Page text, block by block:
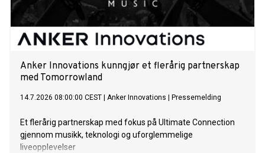
Anker Innovations kunngjør et flerårig partnerskap
med Tomorrowland
14.7.2026 08:00:00 CEST Anker Innovations Pressemelding
Et flerårig partnerskap med fokus på Ultimate Connection
gjennom musikk, teknologi og uforglemmelige
liveopplevelser